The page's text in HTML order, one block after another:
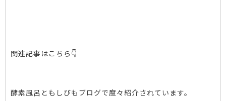
関連記事はこちら👇
酵素風呂ともしびもブログで度々紹介されています。